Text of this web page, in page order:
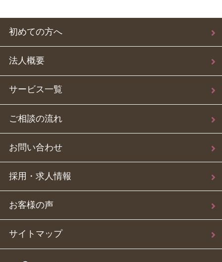
初めての方へ
法人概要
サービス一覧
ご相談の流れ
お問い合わせ
採用・求人情報
お客様の声
サイトマップ